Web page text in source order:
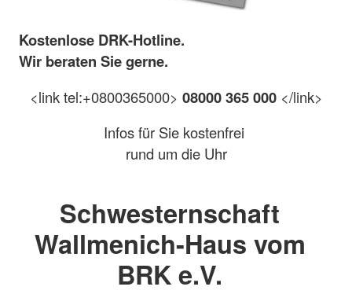
Kostenlose DRK-Hotline.
Wir beraten Sie gerne.
<link tel:+0800365000> 08000 365 000 </link>
Infos für Sie kostenfrei
rund um die Uhr
Schwesternschaft
Wallmenich-Haus vom
BRK e.V.